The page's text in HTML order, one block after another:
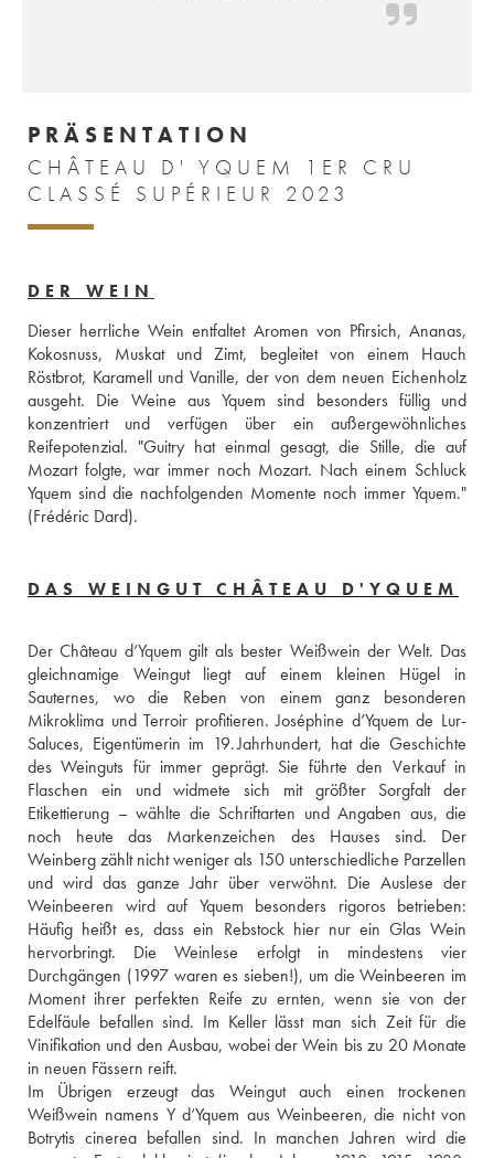
PRÄSENTATION
CHÂTEAU D' YQUEM 1ER CRU
CLASSÉ SUPÉRIEUR 2023
DER WEIN
Dieser herrliche Wein entfaltet Aromen von Pfirsich, Ananas,
Kokosnuss, Muskat und Zimt, begleitet von einem Hauch
Röstbrot, Karamell und Vanille, der von dem neuen Eichenholz
ausgeht. Die Weine aus Yquem sind besonders füllig und
konzentriert und verfügen über ein außergewöhnliches
Reifepotenzial. "Guitry hat einmal gesagt, die Stille, die auf
Mozart folgte, war immer noch Mozart. Nach einem Schluck
Yquem sind die nachfolgenden Momente noch immer Yquem."
(Frédéric Dard).
DAS WEINGUT CHÂTEAU D'YQUEM
Der Château d‘Yquem gilt als bester Weißwein der Welt. Das
gleichnamige Weingut liegt auf einem kleinen Hügel in
Sauternes, wo die Reben von einem ganz besonderen
Mikroklima und Terroir profitieren. Joséphine d’Yquem de Lur-
Saluces, Eigentümerin im 19. Jahrhundert, hat die Geschichte
des Weinguts für immer geprägt. Sie führte den Verkauf in
Flaschen ein und widmete sich mit größter Sorgfalt der
Etikettierung – wählte die Schriftarten und Angaben aus, die
noch heute das Markenzeichen des Hauses sind. Der
Weinberg zählt nicht weniger als 150 unterschiedliche Parzellen
und wird das ganze Jahr über verwöhnt. Die Auslese der
Weinbeeren wird auf Yquem besonders rigoros betrieben:
Häufig heißt es, dass ein Rebstock hier nur ein Glas Wein
hervorbringt. Die Weinlese erfolgt in mindestens vier
Durchgängen (1997 waren es sieben!), um die Weinbeeren im
Moment ihrer perfekten Reife zu ernten, wenn sie von der
Edelfäule befallen sind. Im Keller lässt man sich Zeit für die
Vinifikation und den Ausbau, wobei der Wein bis zu 20 Monate
in neuen Fässern reift.
Im Übrigen erzeugt das Weingut auch einen trockenen
Weißwein namens Y d‘Yquem aus Weinbeeren, die nicht von
Botrytis cinerea befallen sind. In manchen Jahren wird die